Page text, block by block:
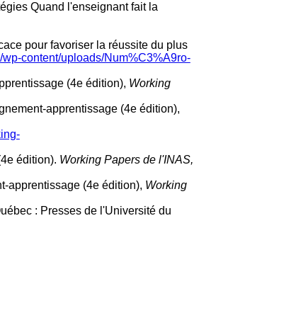
Quand l'enseignant fait la
pour favoriser la réussite du plus
content/uploads/Num%C3%A9ro-
(4e édition), Working
apprentissage (4e édition),
édition). Working Papers de l'INAS,
apprentissage (4e édition), Working
: Presses de l'Université du